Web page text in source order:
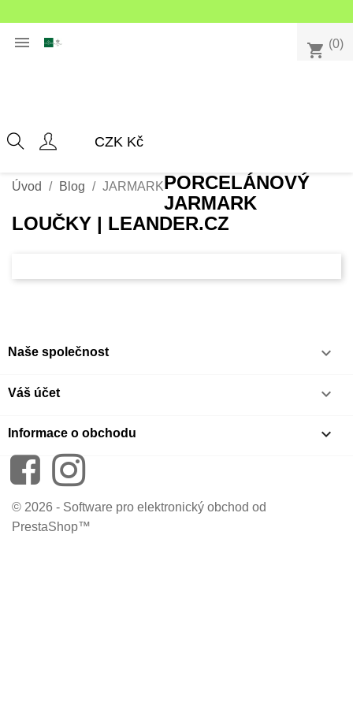
 shopping_cart (0)
Úvod Blog JARMARKPORCELÁNOVÝ
JARMARK
LOUČKY | LEANDER.CZ
Naše společnost 
Váš účet 
Informace o obchodu keyboard_arrow_down
FacebookInstagram
© 2026 - Software pro elektronický obchod od
PrestaShop™